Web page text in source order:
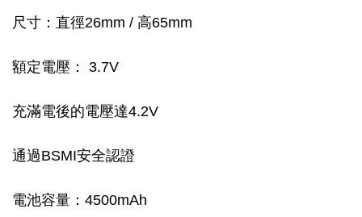
尺寸：直徑26mm / 高65mm
額定電壓： 3.7V
充滿電後的電壓達4.2V
通過BSMI安全認證
電池容量：4500mAh